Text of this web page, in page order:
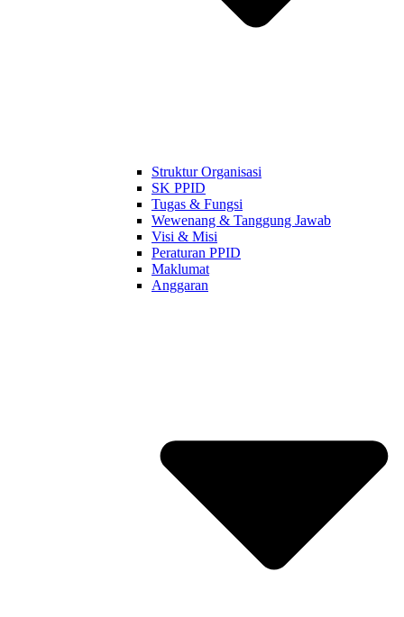
Struktur Organisasi
SK PPID
Tugas & Fungsi
Wewenang & Tanggung Jawab
Visi & Misi
Peraturan PPID
Maklumat
Anggaran